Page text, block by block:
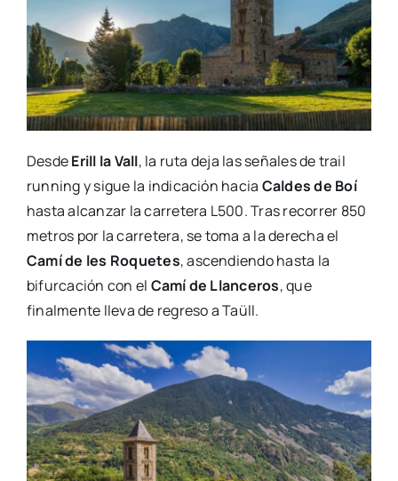
DesdeErill la Vall, la ruta deja las señales de trail
running y sigue la indicación hacia Caldes de Boí
hasta alcanzar la carretera L500. Tras recorrer 850
metros por la carretera, se toma a la derecha el
Camí de les Roquetes, ascendiendo hasta la
bifurcación con el Camí de Llanceros, que
finalmente lleva de regreso a Taüll.